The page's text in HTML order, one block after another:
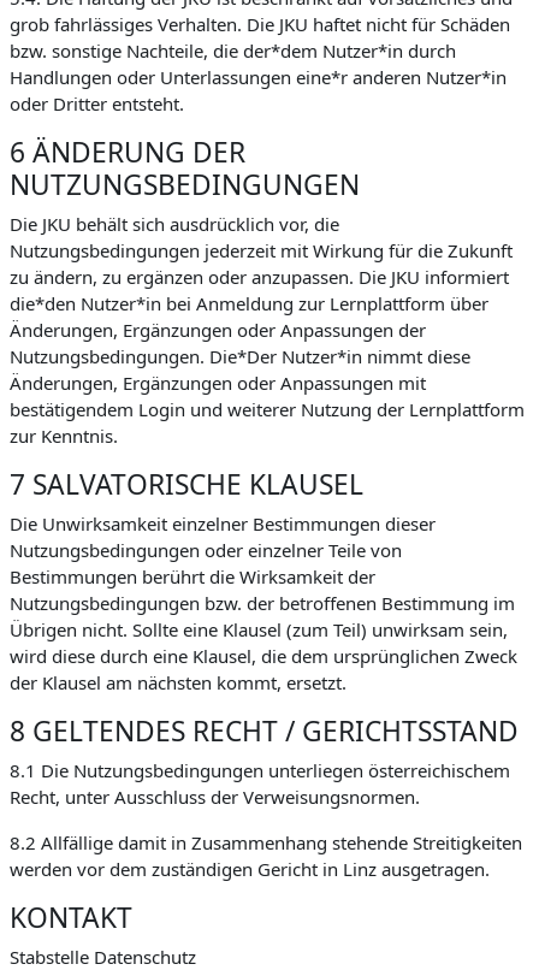
grob fahrlässiges Verhalten. Die JKU haftet nicht für Schäden
bzw. sonstige Nachteile, die der*dem Nutzer*in durch
Handlungen oder Unterlassungen eine*r anderen Nutzer*in
oder Dritter entsteht.
6 ÄNDERUNG DER
NUTZUNGSBEDINGUNGEN
Die JKU behält sich ausdrücklich vor, die
Nutzungsbedingungen jederzeit mit Wirkung für die Zukunft
zu ändern, zu ergänzen oder anzupassen. Die JKU informiert
die*den Nutzer*in bei Anmeldung zur Lernplattform über
Änderungen, Ergänzungen oder Anpassungen der
Nutzungsbedingungen. Die*Der Nutzer*in nimmt diese
Änderungen, Ergänzungen oder Anpassungen mit
bestätigendem Login und weiterer Nutzung der Lernplattform
zur Kenntnis.
7 SALVATORISCHE KLAUSEL
Die Unwirksamkeit einzelner Bestimmungen dieser
Nutzungsbedingungen oder einzelner Teile von
Bestimmungen berührt die Wirksamkeit der
Nutzungsbedingungen bzw. der betroffenen Bestimmung im
Übrigen nicht. Sollte eine Klausel (zum Teil) unwirksam sein,
wird diese durch eine Klausel, die dem ursprünglichen Zweck
der Klausel am nächsten kommt, ersetzt.
8 GELTENDES RECHT / GERICHTSSTAND
8.1 Die Nutzungsbedingungen unterliegen österreichischem
Recht, unter Ausschluss der Verweisungsnormen.
8.2 Allfällige damit in Zusammenhang stehende Streitigkeiten
werden vor dem zuständigen Gericht in Linz ausgetragen.
KONTAKT
Stabstelle Datenschutz